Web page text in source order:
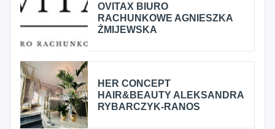
OVITAX BIURO
RACHUNKOWE AGNIESZKA
ŻMIJEWSKA
HER CONCEPT
HAIR&BEAUTY ALEKSANDRA
RYBARCZYK-RANOS